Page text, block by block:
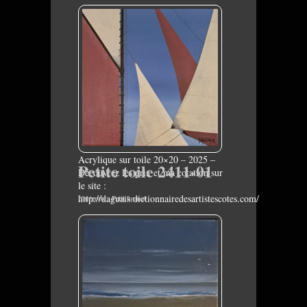
Acrylique sur toile 20×20 – 2025 –
Découvrez les prix et ma cotation sur
le site :
http://daguais.dictionnairedesartistescotes.com/
Petite toile 2411-01
Catégorie :Petit format